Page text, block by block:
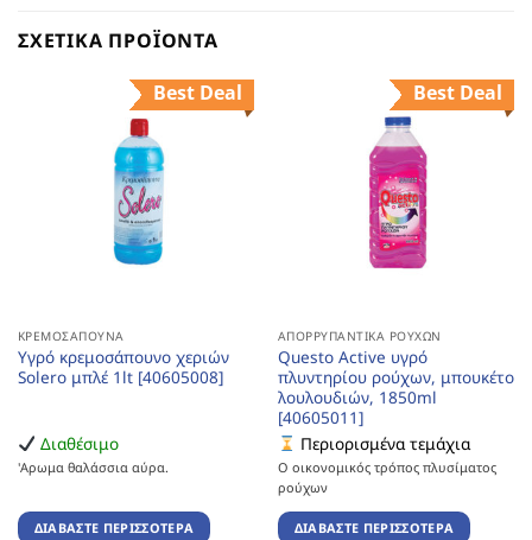
ΣΧΕΤΙΚΆ ΠΡΟΪΌΝΤΑ
Best Deal
ΚΡΕΜΟΣΆΠΟΥΝΑ
Υγρό κρεμοσάπουνο χεριών
Solero μπλέ 1lt [40605008]
Διαθέσιμο
'Αρωμα θαλάσσια αύρα.
ΔΙΑΒΆΣΤΕ ΠΕΡΙΣΣΌΤΕΡΑ
Best Deal
ΑΠΟΡΡΥΠΑΝΤΙΚΆ ΡΟΎΧΩΝ
Questo Active υγρό
πλυντηρίου ρούχων, μπουκέτο
λουλουδιών, 1850ml
[40605011]
Περιορισμένα τεμάχια
Ο οικονομικός τρόπος πλυσίματος
ρούχων
ΔΙΑΒΆΣΤΕ ΠΕΡΙΣΣΌΤΕΡΑ